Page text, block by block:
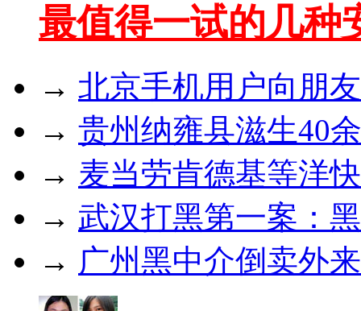
最值得一试的几种
→ 北京手机用户向朋
→ 贵州纳雍县滋生40
→ 麦当劳肯德基等洋
→ 武汉打黑第一案：
→ 广州黑中介倒卖外